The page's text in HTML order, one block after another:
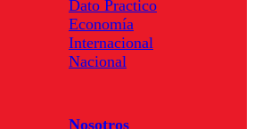
Dato Practico
Economía
Internacional
Nacional
Nosotros